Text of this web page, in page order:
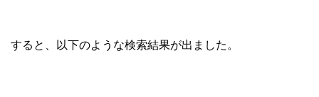
すると、以下のような検索結果が出ました。